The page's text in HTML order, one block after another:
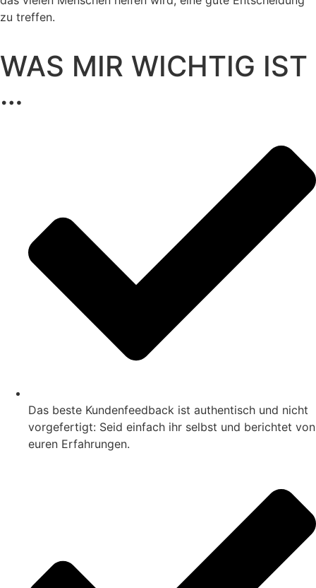
zu treffen.
WAS MIR WICHTIG IST
…
Das beste Kundenfeedback ist authentisch und nicht
vorgefertigt: Seid einfach ihr selbst und berichtet von
euren Erfahrungen.